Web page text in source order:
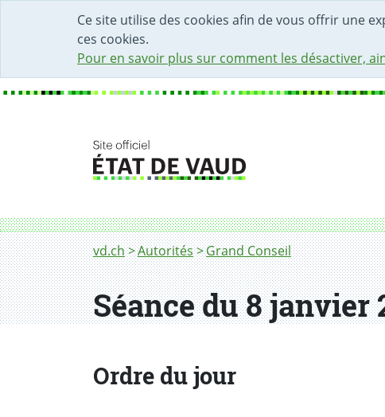
Ce site utilise des cookies afin de vous offrir une
ces cookies.
Pour en savoir plus sur comment les désactiver,
DÉBUT DU CONTENU DE LA PAGE
ACCÈS AU CHAMP DE RECHERCHE
PAGE D'ACCUEIL
FORMULAIRE DE CONTACT
Fil d'Ariane
vd.ch Autorités Grand Conseil
Séance du 8 janvier
Ordre du jour